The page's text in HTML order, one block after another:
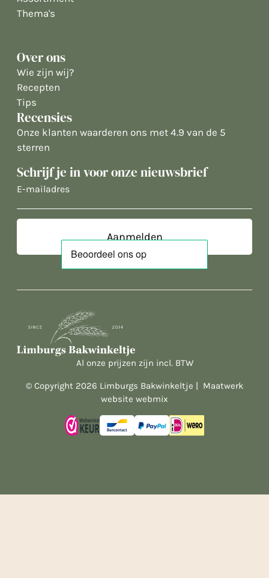
Thema's
Over ons
Wie zijn wij?
Recepten
Tips
Recensies
Onze klanten waarderen ons met 4.9 van de 5
sterren
Schrijf je in voor onze nieuwsbrief
E-
Al onze prijzen zijn incl. BTW
© Copyright 2026 Limburgs Bakwinkeltje | Maatwerk
website webmix